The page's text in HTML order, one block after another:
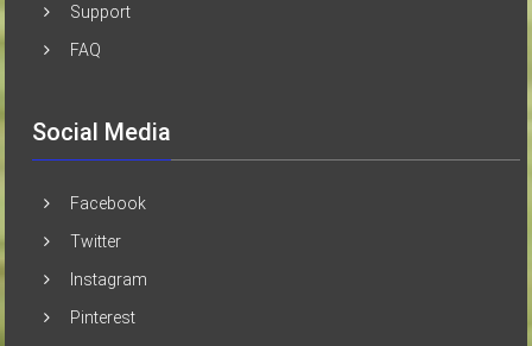
Support
FAQ
Social Media
Facebook
Twitter
Instagram
Pinterest